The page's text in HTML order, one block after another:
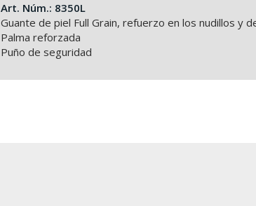
Art. Núm.: 8350L
Guante de piel Full Grain, refuerzo en los nudillos y
Palma reforzada
Puño de seguridad